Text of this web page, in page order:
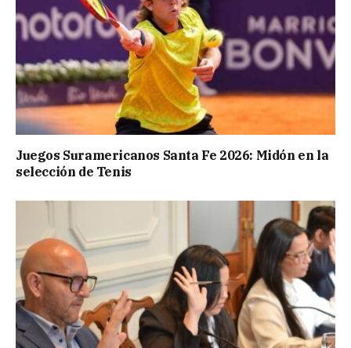
Juegos Suramericanos Santa Fe 2026: Midón en la
selección de Tenis